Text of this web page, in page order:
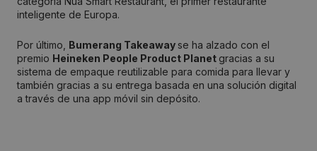
inteligente de Europa.
Por último, Bumerang Takeawayse ha alzado con el
premio Heineken People Product Planet gracias a su
sistema de empaque reutilizable para comida para llevar y
también gracias a su entrega basada en una solución digital
a través de una app móvil sin depósito.